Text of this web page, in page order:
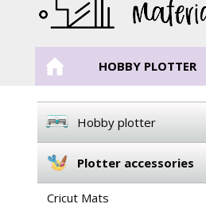
HOBBY PLOTTER
Hobby plotter
Plotter accessories
Cricut Mats